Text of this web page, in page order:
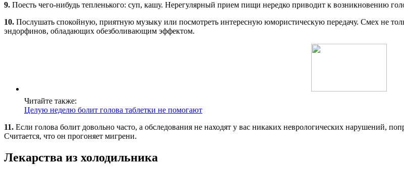
9. Поесть чего-нибудь тепленького: суп, кашу. Нерегулярный прием пищи нередко приводит к возникновению
10. Послушать спокойную, приятную музыку или посмотреть интересную юмористическую передачу. Смех не
эндорфинов, обладающих обезболивающим эффектом.
Читайте также:
Целую неделю болит голова таблетки не помогают
11. Если голова болит довольно часто, а обследования не находят у вас никаких неврологических нарушений,
Считается, что он прогоняет мигрени.
Лекарства из холодильника